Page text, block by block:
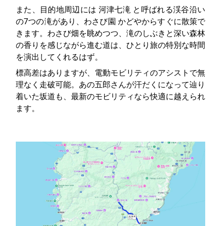
また、目的地周辺には 河津七滝 と呼ばれる渓谷沿い
の7つの滝があり、わさび園 かどやからすぐに散策で
きます。わさび畑を眺めつつ、滝のしぶきと深い森林
の香りを感じながら進む道は、ひとり旅の特別な時間
を演出してくれるはず。
標高差はありますが、電動モビリティのアシストで無
理なく走破可能。あの五郎さんが汗だくになって辿り
着いた坂道も、最新のモビリティなら快適に越えられ
ます。